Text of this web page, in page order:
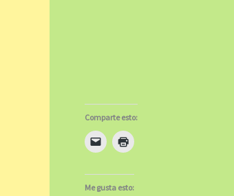
Comparte esto:
Me gusta esto: